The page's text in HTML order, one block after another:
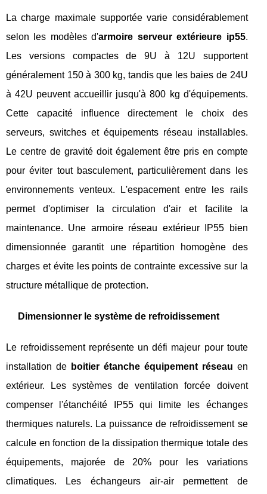
La charge maximale supportée varie considérablement
selon les modèles d'armoire serveur extérieure ip55.
Les versions compactes de 9U à 12U supportent
généralement 150 à 300 kg, tandis que les baies de 24U
à 42U peuvent accueillir jusqu'à 800 kg d'équipements.
Cette capacité influence directement le choix des
serveurs, switches et équipements réseau installables.
Le centre de gravité doit également être pris en compte
pour éviter tout basculement, particulièrement dans les
environnements venteux. L'espacement entre les rails
permet d'optimiser la circulation d'air et facilite la
maintenance. Une armoire réseau extérieur IP55 bien
dimensionnée garantit une répartition homogène des
charges et évite les points de contrainte excessive sur la
structure métallique de protection.
Dimensionner le système de refroidissement
Le refroidissement représente un défi majeur pour toute
installation de boitier étanche équipement réseau en
extérieur. Les systèmes de ventilation forcée doivent
compenser l'étanchéité IP55 qui limite les échanges
thermiques naturels. La puissance de refroidissement se
calcule en fonction de la dissipation thermique totale des
équipements, majorée de 20% pour les variations
climatiques. Les échangeurs air-air permettent de